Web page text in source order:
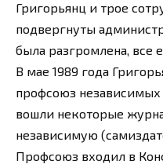
Григорьянц и трое
подвергнуты
была разгромлена, все
В мае 1989 года
профсоюз
вошли некоторые
независимую
Профсоюз входил в